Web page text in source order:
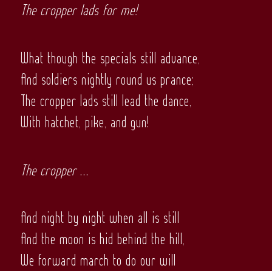
The cropper lads for me!
What though the specials still advance,
And soldiers nightly round us prance;
The cropper lads still lead the dance,
With hatchet, pike, and gun!
The cropper…
And night by night when all is still
And the moon is hid behind the hill,
We forward march to do our will